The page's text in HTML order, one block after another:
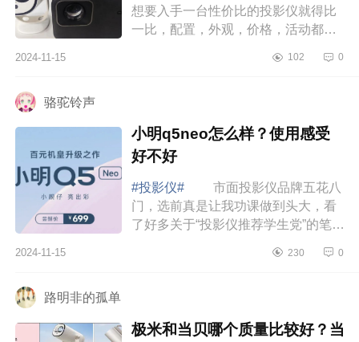
想要入手一台性价比的投影仪就得比
一比，配置，外观，价格，活动都得
影仪3pro测评怎么样？redmi投影仪
2024-11-15 102 0
骆驼铃声
小明q5neo怎么样？使用感受
好不好
#投影仪#
市面投影仪品牌五花八
门，选前真是让我功课做到头大，看
了好多关于“投影仪推荐学生党”的笔记
介绍下小明q5neo怎么样？使用感受
2024-11-15 230 0
路明非的孤单
极米和当贝哪个质量比较好？当